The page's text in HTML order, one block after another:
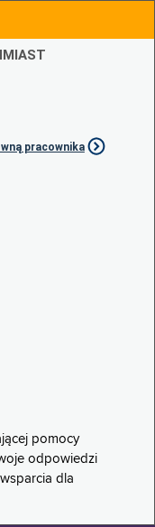
pracownika
pomocy
odpowiedzi
dla